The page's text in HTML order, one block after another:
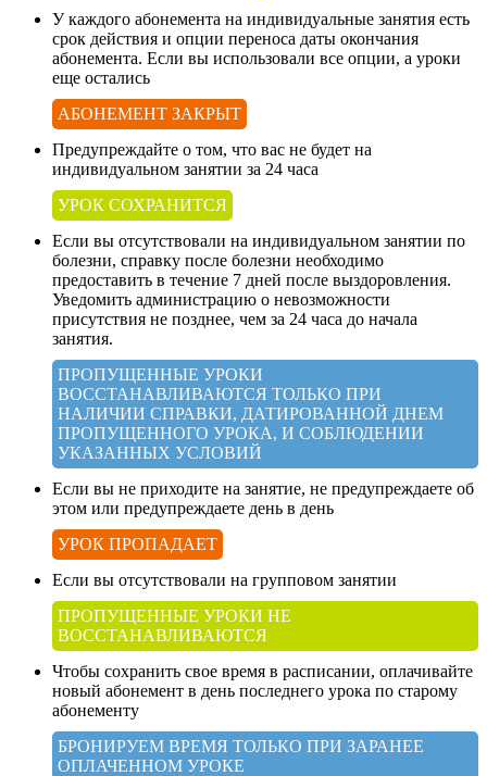
У каждого абонемента на индивидуальные занятия есть
срок действия и опции переноса даты окончания
абонемента. Если вы использовали все опции, а уроки
еще остались
АБОНЕМЕНТ ЗАКРЫТ
Предупреждайте о том, что вас не будет на
индивидуальном занятии за 24 часа
УРОК СОХРАНИТСЯ
Если вы отсутствовали на индивидуальном занятии по
болезни, справку после болезни необходимо
предоставить в течение 7 дней после выздоровления.
Уведомить администрацию о невозможности
присутствия не позднее, чем за 24 часа до начала
занятия.
ПРОПУЩЕННЫЕ УРОКИ
ВОССТАНАВЛИВАЮТСЯ ТОЛЬКО ПРИ
НАЛИЧИИ СПРАВКИ, ДАТИРОВАННОЙ ДНЕМ
ПРОПУЩЕННОГО УРОКА, И СОБЛЮДЕНИИ
УКАЗАННЫХ УСЛОВИЙ
Если вы не приходите на занятие, не предупреждаете об
этом или предупреждаете день в день
УРОК ПРОПАДАЕТ
Если вы отсутствовали на групповом занятии
ПРОПУЩЕННЫЕ УРОКИ НЕ
ВОССТАНАВЛИВАЮТСЯ
Чтобы сохранить свое время в расписании, оплачивайте
новый абонемент в день последнего урока по старому
абонементу
БРОНИРУЕМ ВРЕМЯ ТОЛЬКО ПРИ ЗАРАНЕЕ
ОПЛАЧЕННОМ УРОКЕ